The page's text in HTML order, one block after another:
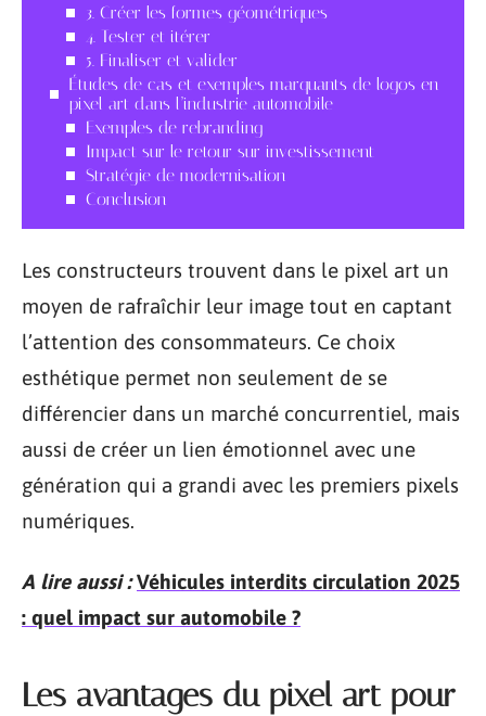
3. Créer les formes géométriques
4. Tester et itérer
5. Finaliser et valider
Études de cas et exemples marquants de logos en
pixel art dans l’industrie automobile
Exemples de rebranding
Impact sur le retour sur investissement
Stratégie de modernisation
Conclusion
Les constructeurs trouvent dans le pixel art un
moyen de rafraîchir leur image tout en captant
l’attention des consommateurs. Ce choix
esthétique permet non seulement de se
différencier dans un marché concurrentiel, mais
aussi de créer un lien émotionnel avec une
génération qui a grandi avec les premiers pixels
numériques.
A lire aussi : Véhicules interdits circulation 2025
: quel impact sur automobile ?
Les avantages du pixel art pour